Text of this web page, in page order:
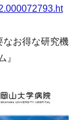
お得な研究機
』